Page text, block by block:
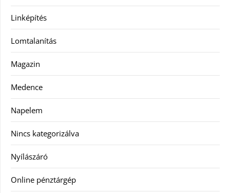
Linképítés
Lomtalanítás
Magazin
Medence
Napelem
Nincs kategorizálva
Nyílászáró
Online pénztárgép